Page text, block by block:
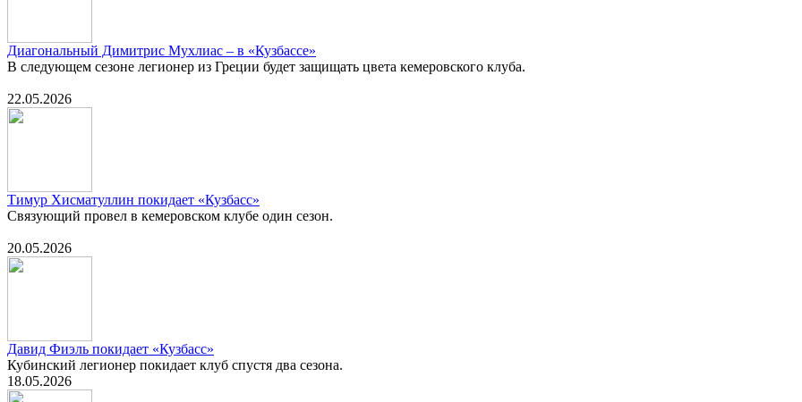
Диагональный Димитрис Мухлиас – в «Кузбассе»
В следующем сезоне легионер из Греции будет защищать цвета кемеровского клуба.
22.05.2026
Тимур Хисматуллин покидает «Кузбасс»
Связующий провел в кемеровском клубе один сезон.
20.05.2026
Давид Фиэль покидает «Кузбасс»
Кубинский легионер покидает клуб спустя два сезона.
18.05.2026